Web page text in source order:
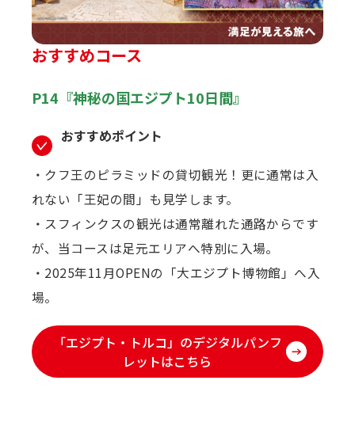
おすすめコース
P14『神秘の国エジプト10日間』
おすすめポイント
・クフ王のピラミッドの貸切観光！更に通常は入
れない「王妃の間」も見学します。
・スフィンクスの観光は通常離れた通路からです
が、当コースは足元エリアへ特別に入場。
・2025年11月OPENの「大エジプト博物館」へ入
場。
「エジプト・トルコ」のデジタルパンフ
レットはこちら